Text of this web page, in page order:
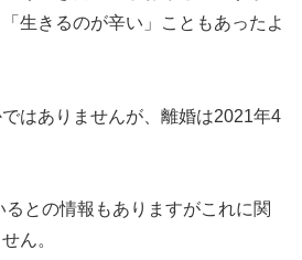
生きるのが辛い」こともあったよ
はありませんが、離婚は2021年4
との情報もありますがこれに関
ん。